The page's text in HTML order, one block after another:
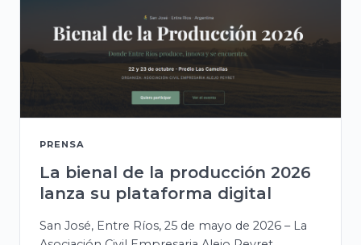
PRENSA
La bienal de la producción 2026
lanza su plataforma digital
San José, Entre Ríos, 25 de mayo de 2026 – La